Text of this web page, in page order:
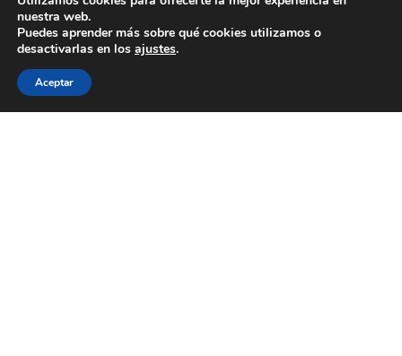
nuestra web.
Puedes aprender más sobre qué cookies utilizamos o
desactivarlas en los ajustes.
Aceptar